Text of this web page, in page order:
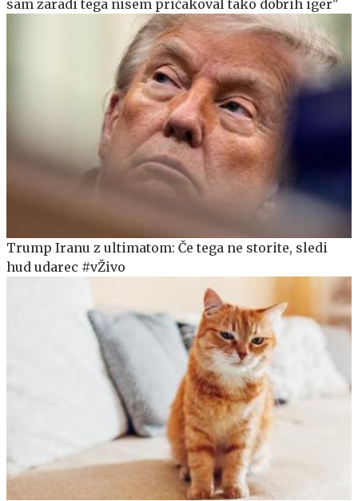
sam zaradi tega nisem pričakoval tako dobrih iger"
Trump Iranu z ultimatom: Če tega ne storite, sledi
hud udarec #vŽivo